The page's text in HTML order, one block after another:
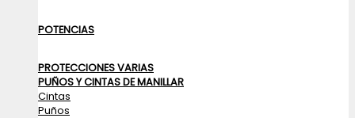
POTENCIAS
PROTECCIONES VARIAS
PUÑOS Y CINTAS DE MANILLAR
Cintas
Puños